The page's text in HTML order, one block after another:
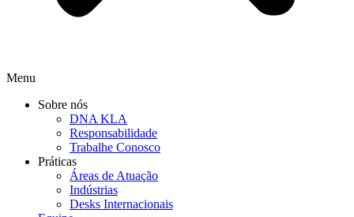
Menu
Sobre nós
DNA KLA
Responsabilidade
Trabalhe Conosco
Práticas
Áreas de Atuação
Indústrias
Desks Internacionais